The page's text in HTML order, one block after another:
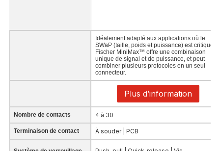
Idéalement adapté aux applications où le
SWaP (taille, poids et puissance) est critique,
Fischer MiniMax™ offre une combinaison
unique de signal et de puissance, et peut
combiner plusieurs protocoles en un seul
connecteur.
Plus d’information
Nombre de contacts 4 à 30
Terminaison de contact À souder | PCB